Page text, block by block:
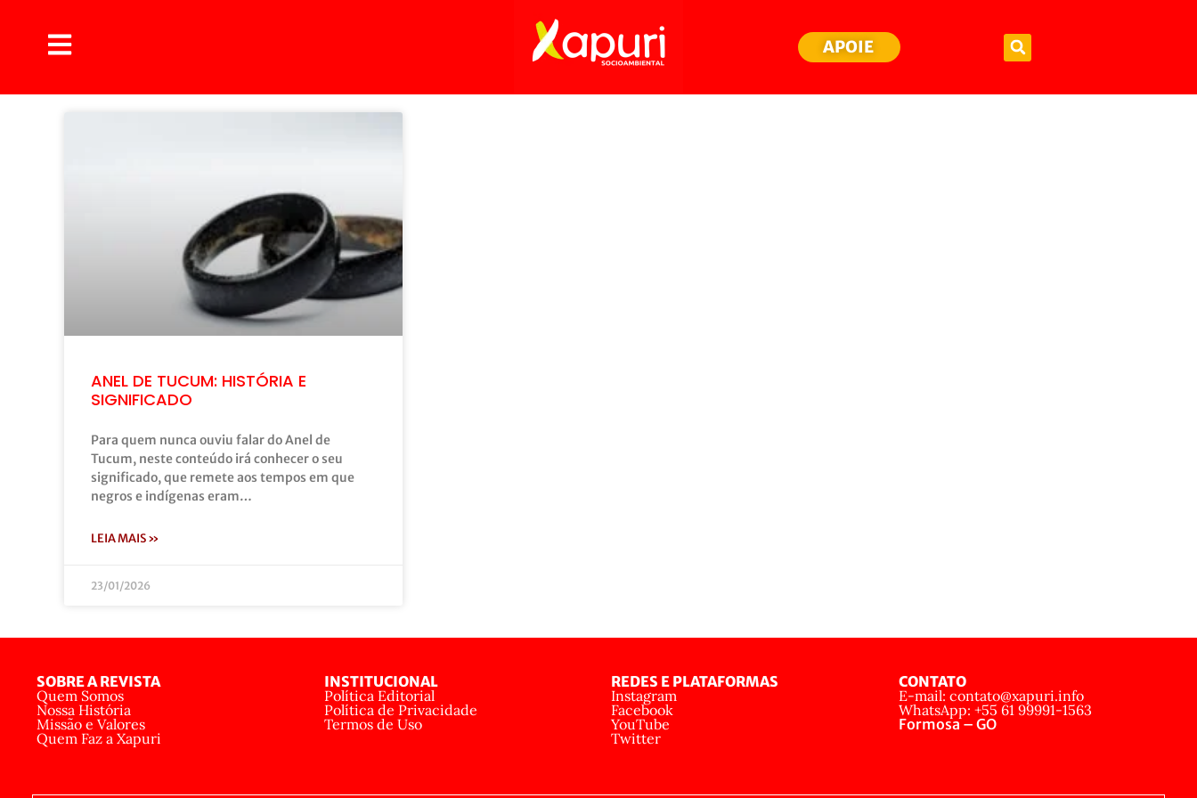
APOIE
ANEL DE TUCUM: HISTÓRIA E
SIGNIFICADO
Para quem nunca ouviu falar do Anel de
Tucum, neste conteúdo irá conhecer o seu
significado, que remete aos tempos em que
negros e indígenas eram…
LEIA MAIS »
23/01/2026
SOBRE A REVISTA
Quem Somos
Nossa História
Missão e Valores
Quem Faz a Xapuri
INSTITUCIONAL
Política Editorial
Política de Privacidade
Termos de Uso
REDES E PLATAFORMAS
Instagram
Facebook
YouTube
Twitter
CONTATO
E-mail: contato@xapuri.info
WhatsApp: +55 61 99991-1563
Formosa – GO